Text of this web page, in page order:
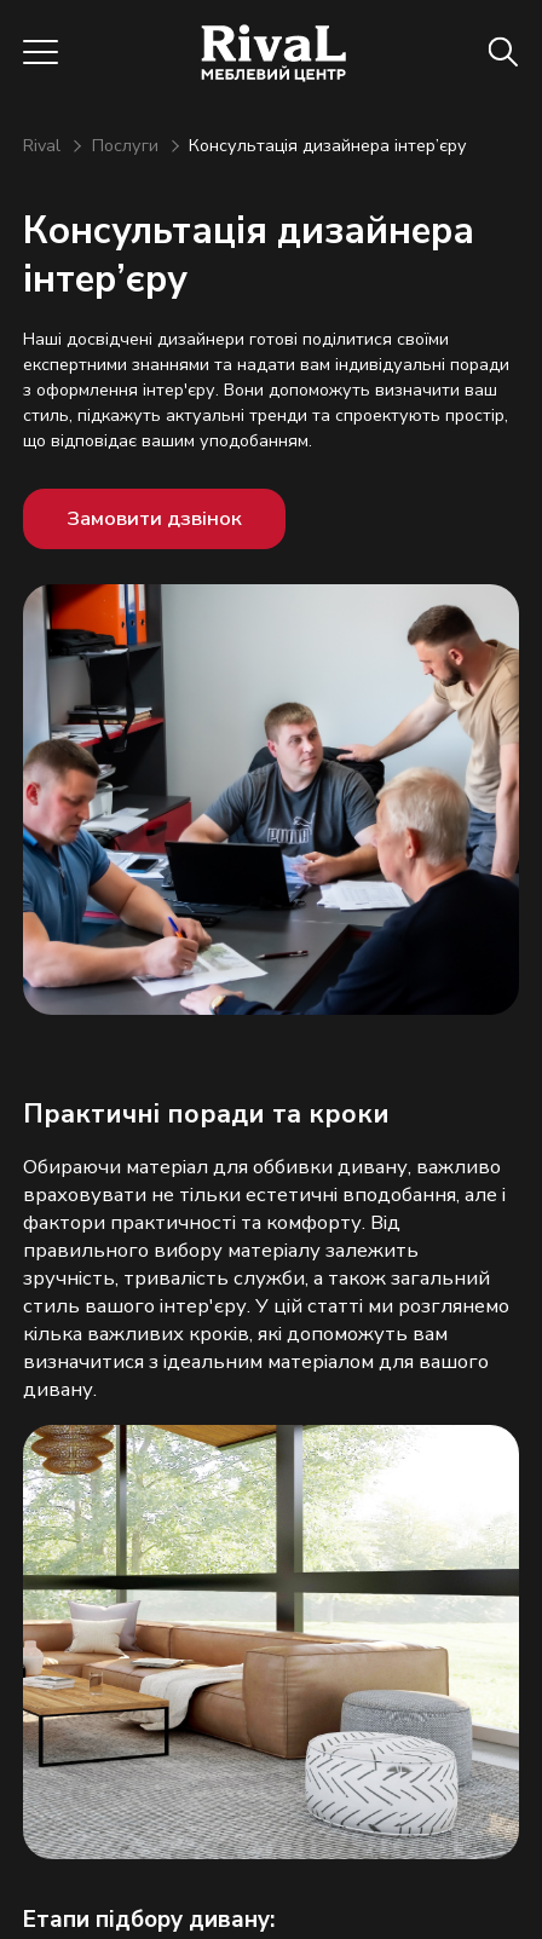
Rival Послуги Консультація дизайнера інтер’єру
Консультація дизайнера
інтер’єру
Наші досвідчені дизайнери готові поділитися своїми
експертними знаннями та надати вам індивідуальні поради
з оформлення інтер'єру. Вони допоможуть визначити ваш
стиль, підкажуть актуальні тренди та спроектують простір,
що відповідає вашим уподобанням.
Замовити дзвінок
Практичні поради та кроки
Обираючи матеріал для оббивки дивану, важливо
враховувати не тільки естетичні вподобання, але і
фактори практичності та комфорту. Від
правильного вибору матеріалу залежить
зручність, тривалість служби, а також загальний
стиль вашого інтер'єру. У цій статті ми розглянемо
кілька важливих кроків, які допоможуть вам
визначитися з ідеальним матеріалом для вашого
дивану.
Етапи підбору дивану: